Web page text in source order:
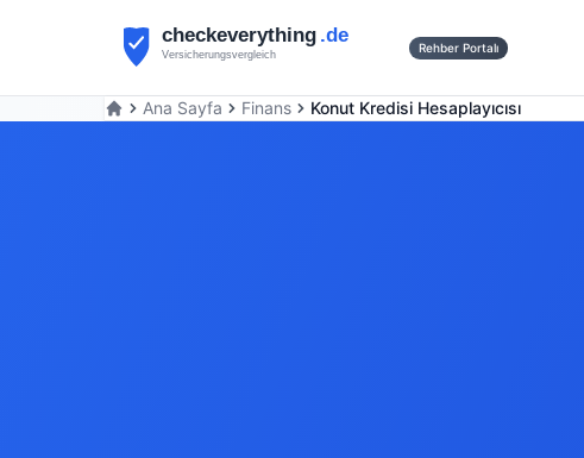
Rehber Portalı
Ana Sayfa Finans Konut Kredisi Hesaplayıcısı